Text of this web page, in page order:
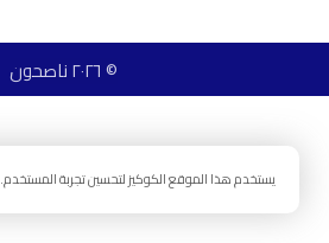
© ٢٠٢٦ ناصحون
يستخدم هذا الموقع الكوكيز لتحسين تجربة المستخدم.